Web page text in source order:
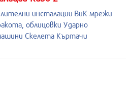
инсталации ВиК мрежи
облицовки Ударно
Скелета Къртачи